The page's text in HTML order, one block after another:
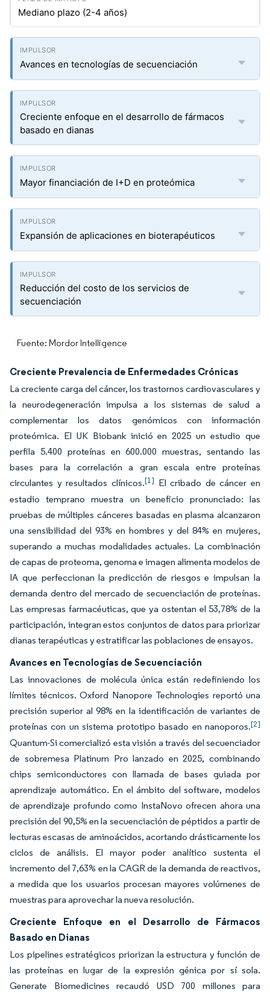
Mediano plazo (2-4 años)
Avances en tecnologías de secuenciación
Creciente enfoque en el desarrollo de fármacos
basado en dianas
Mayor financiación de I+D en proteómica
Expansión de aplicaciones en bioterapéuticos
Reducción del costo de los servicios de
secuenciación
Fuente: Mordor Intelligence
Creciente Prevalencia de Enfermedades Crónicas
La creciente carga del cáncer, los trastornos cardiovasculares y
la neurodegeneración impulsa a los sistemas de salud a
complementar los datos genómicos con información
proteómica. El UK Biobank inició en 2025 un estudio que
perfila 5.400 proteínas en 600.000 muestras, sentando las
bases para la correlación a gran escala entre proteínas
circulantes y resultados clínicos.[1] El cribado de cáncer en
estadio temprano muestra un beneficio pronunciado: las
pruebas de múltiples cánceres basadas en plasma alcanzaron
una sensibilidad del 93% en hombres y del 84% en mujeres,
superando a muchas modalidades actuales. La combinación
de capas de proteoma, genoma e imagen alimenta modelos de
IA que perfeccionan la predicción de riesgos e impulsan la
demanda dentro del mercado de secuenciación de proteínas.
Las empresas farmacéuticas, que ya ostentan el 53,78% de la
participación, integran estos conjuntos de datos para priorizar
dianas terapéuticas y estratificar las poblaciones de ensayos.
Avances en Tecnologías de Secuenciación
Las innovaciones de molécula única están redefiniendo los
límites técnicos. Oxford Nanopore Technologies reportó una
precisión superior al 98% en la identificación de variantes de
proteínas con un sistema prototipo basado en nanoporos.[2]
Quantum-Si comercializó esta visión a través del secuenciador
de sobremesa Platinum Pro lanzado en 2025, combinando
chips semiconductores con llamada de bases guiada por
aprendizaje automático. En el ámbito del software, modelos
de aprendizaje profundo como InstaNovo ofrecen ahora una
precisión del 90,5% en la secuenciación de péptidos a partir de
lecturas escasas de aminoácidos, acortando drásticamente los
ciclos de análisis. El mayor poder analítico sustenta el
incremento del 7,63% en la CAGR de la demanda de reactivos,
a medida que los usuarios procesan mayores volúmenes de
muestras para aprovechar la nueva resolución.
Creciente Enfoque en el Desarrollo de Fármacos
Basado en Dianas
Los pipelines estratégicos priorizan la estructura y función de
las proteínas en lugar de la expresión génica por sí sola.
Generate Biomedicines recaudó USD 700 millones para